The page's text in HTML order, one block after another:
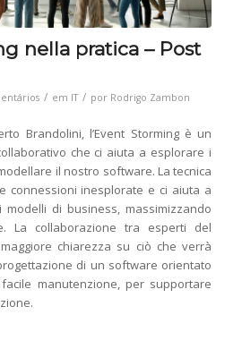
nella pratica – Post
/ em IT / por Rodrigo Zambon
Brandolini, l’Event Storming è un
che ci aiuta a esplorare i
il nostro software. La tecnica
connessioni inesplorate e ci aiuta a
di business, massimizzando
La collaborazione tra esperti del
chiarezza su ciò che verrà
di un software orientato
manutenzione, per supportare